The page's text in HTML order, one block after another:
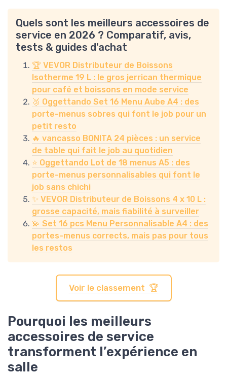
Quels sont les meilleurs accessoires de
service en 2026 ? Comparatif, avis,
tests & guides d'achat
🏆 VEVOR Distributeur de Boissons
Isotherme 19 L : le gros jerrican thermique
pour café et boissons en mode service
🥈 Oggettando Set 16 Menu Aube A4 : des
porte-menus sobres qui font le job pour un
petit resto
🔥 vancasso BONITA 24 pièces : un service
de table qui fait le job au quotidien
⭐ Oggettando Lot de 18 menus A5 : des
porte-menus personnalisables qui font le
job sans chichi
✨ VEVOR Distributeur de Boissons 4 x 10 L :
grosse capacité, mais fiabilité à surveiller
💫 Set 16 pcs Menu Personnalisable A4 : des
portes-menus corrects, mais pas pour tous
les restos
Voir le classement 🏆
Pourquoi les meilleurs
accessoires de service
transforment l’expérience en
salle